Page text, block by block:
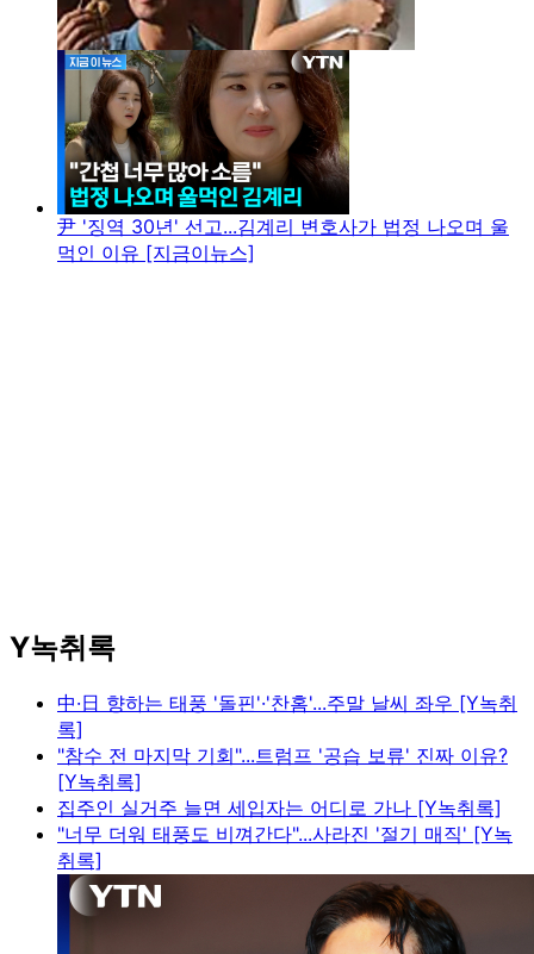
尹 '징역 30년' 선고...김계리 변호사가 법정 나오며 울
먹인 이유 [지금이뉴스]
Y녹취록
中·日 향하는 태풍 '돌핀'·'찬홈'...주말 날씨 좌우 [Y녹취
록]
"참수 전 마지막 기회"...트럼프 '공습 보류' 진짜 이유?
[Y녹취록]
집주인 실거주 늘면 세입자는 어디로 가나 [Y녹취록]
"너무 더워 태풍도 비껴간다"...사라진 '절기 매직' [Y녹
취록]